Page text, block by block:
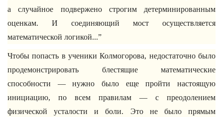
а случайное подвержено строгим детерминированным
оценкам. И соединяющий мост осуществляется
математической логикой...”
Чтобы попасть в ученики Колмогорова, недостаточно было
продемонстрировать блестящие математические
способности — нужно было еще пройти настоящую
инициацию, по всем правилам — с преодолением
физической усталости и боли. Это не было прямым